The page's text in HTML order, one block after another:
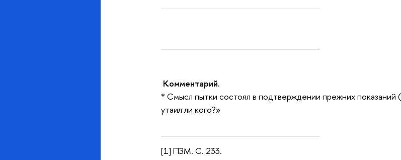
Комментарий.
* Смысл пытки состоял в подтверждении прежних показаний
утаил ли кого?»
[1] ПЗМ. С. 233.